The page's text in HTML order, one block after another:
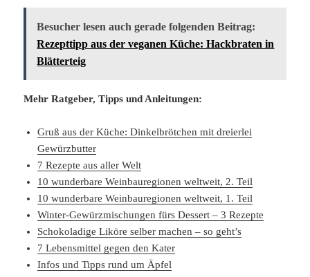
Besucher lesen auch gerade folgenden Beitrag:
Rezepttipp aus der veganen Küche: Hackbraten in
Blätterteig
Mehr Ratgeber, Tipps und Anleitungen:
Gruß aus der Küche: Dinkelbrötchen mit dreierlei
Gewürzbutter
7 Rezepte aus aller Welt
10 wunderbare Weinbauregionen weltweit, 2. Teil
10 wunderbare Weinbauregionen weltweit, 1. Teil
Winter-Gewürzmischungen fürs Dessert – 3 Rezepte
Schokoladige Liköre selber machen – so geht’s
7 Lebensmittel gegen den Kater
Infos und Tipps rund um Äpfel